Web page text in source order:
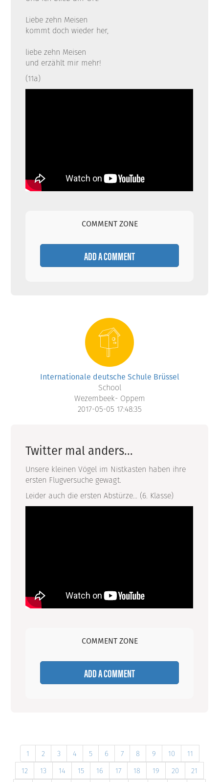
Liebe zehn Meisen
kommt doch wieder her,
liebe zehn Meisen
und erzählt mir mehr!
(11a)
COMMENT ZONE
ADD A COMMENT
Internationale deutsche Schule Brüssel
School
Wezembeek- Oppem
2017-05-05 17:48:35
Twitter mal anders...
Unsere kleinen Vögel im Nistkasten haben ihre
ersten Flugversuche gewagt.
Leider auch die ersten Abstürze... (6. Klasse)
COMMENT ZONE
ADD A COMMENT
1 2 3 4 5 6 7 8 9 10
11
12
13 14 15 16 17 18 19 20
21